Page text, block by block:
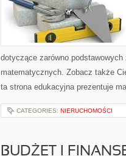
dotyczące zarówno
matematycznych. Zobacz także
ta strona edukacyjna prezentuje
CATEGORIES: NIERUCHOMOŚCI
BUDŻET I